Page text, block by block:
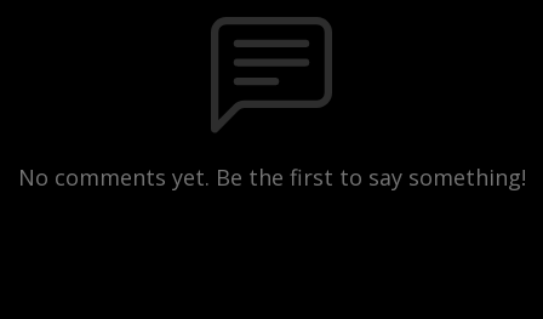
No comments yet. Be the first to say something!